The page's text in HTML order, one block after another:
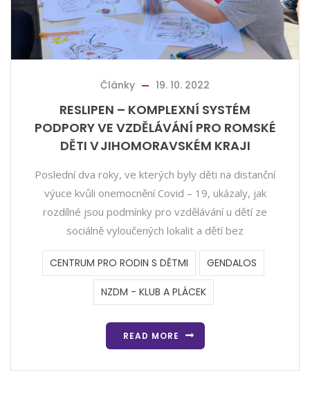
Články 19. 10. 2022
RESLIPEN – KOMPLEXNÍ SYSTÉM
PODPORY VE VZDĚLÁVÁNÍ PRO ROMSKÉ
DĚTI V JIHOMORAVSKÉM KRAJI
Poslední dva roky, ve kterých byly děti na distanční
výuce kvůli onemocnění Covid – 19, ukázaly, jak
rozdílné jsou podmínky pro vzdělávání u dětí ze
sociálně vyloučených lokalit a dětí bez
CENTRUM PRO RODIN S DĚTMI GENDALOS
NZDM - KLUB A PLÁCEK
READ MORE